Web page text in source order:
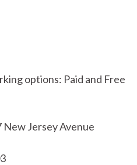
options: Paid and Free
Jersey Avenue